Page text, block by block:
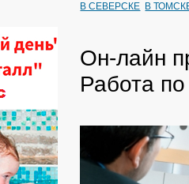
В СЕВЕРСКЕ В
Он-лайн
Работа